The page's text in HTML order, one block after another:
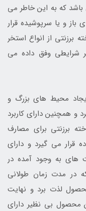
باشد که به این خاطر می
و یا سرپوشیده قرار
از انواع استخر
وفق داده می
محیط های بزرگ و
و همچنین دارای کاربرد
برزنتی برای مصارف
قرار می گیرد و دارای
های به وجود آمده در
مدت زمان طولانی
لذت برد و نهایت
محصول بی نظیر دارای